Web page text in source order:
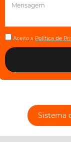
Aceito a Política de
Sistema